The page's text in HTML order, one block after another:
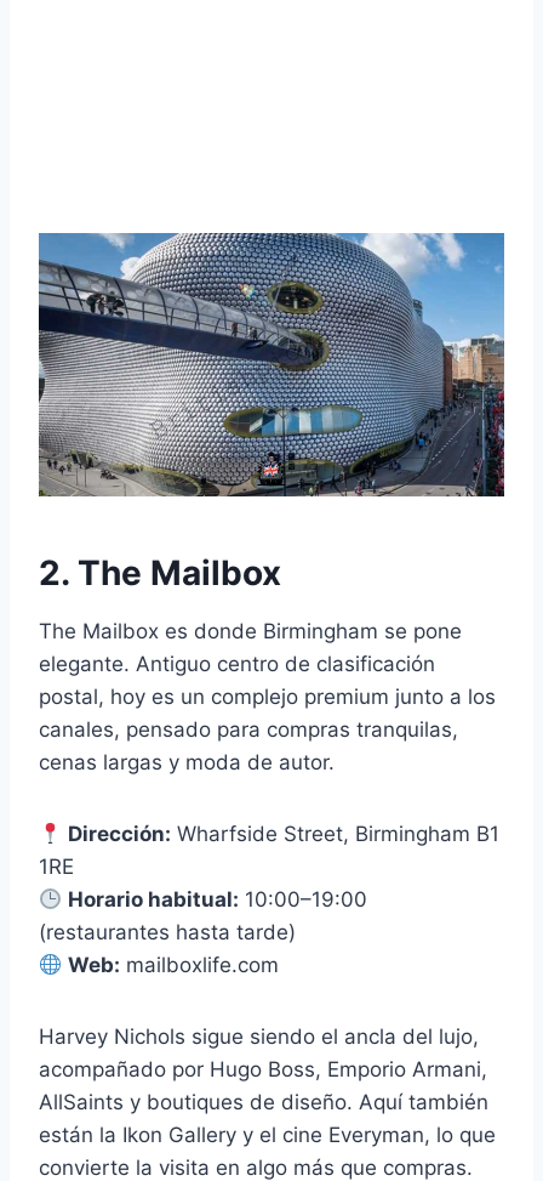
2. The Mailbox
The Mailbox es donde Birmingham se pone
elegante. Antiguo centro de clasificación
postal, hoy es un complejo premium junto a los
canales, pensado para compras tranquilas,
cenas largas y moda de autor.
Dirección: Wharfside Street, Birmingham B1
1RE
Horario habitual: 10:00–19:00
(restaurantes hasta tarde)
Web: mailboxlife.com
Harvey Nichols sigue siendo el ancla del lujo,
acompañado por Hugo Boss, Emporio Armani,
AllSaints y boutiques de diseño. Aquí también
están la Ikon Gallery y el cine Everyman, lo que
convierte la visita en algo más que compras.